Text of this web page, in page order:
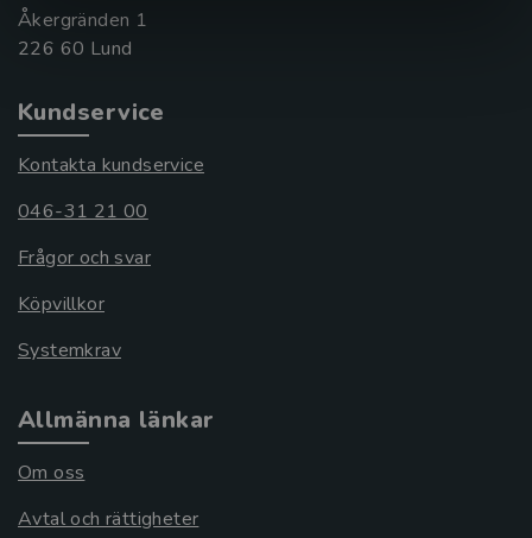
Åkergränden 1
Kundservice
Kontakta kundservice
046-31 21 00
Frågor och svar
Köpvillkor
Systemkrav
Allmänna länkar
Om oss
Avtal och rättigheter